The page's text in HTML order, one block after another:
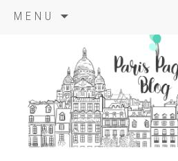
MENU
principal
paris